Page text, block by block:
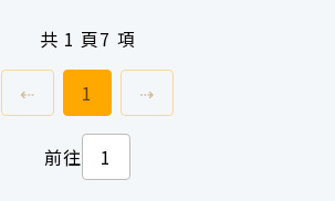
共 1 頁7 項
⇠ 上一頁前往
1 ⇢下一頁
前往